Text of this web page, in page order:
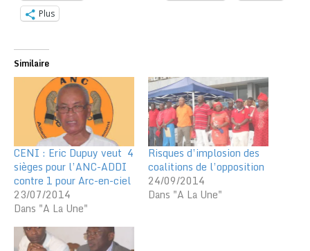
Plus
Similaire
CENI : Eric Dupuy veut 4
sièges pour l’ANC-ADDI
contre 1 pour Arc-en-ciel
23/07/2014
Dans "A La Une"
Risques d’implosion des
coalitions de l’opposition
24/09/2014
Dans "A La Une"